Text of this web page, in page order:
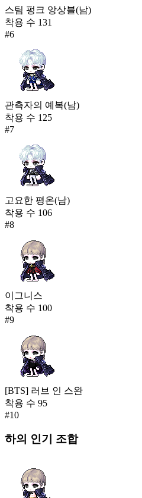
스팀 펑크 앙상블(남)
착용 수 131
#6
관측자의 예복(남)
착용 수 125
#7
고요한 평온(남)
착용 수 106
#8
이그니스
착용 수 100
#9
[BTS] 러브 인 스완
착용 수 95
#10
하의 인기 조합